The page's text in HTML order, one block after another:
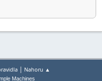
| Nahoru ▲
Machines